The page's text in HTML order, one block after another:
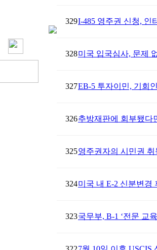
329I-485 영주권 신청, 인
328미국 입국심사, 문제
327EB-5 투자이민, 기회
326추방재판에 회부됐다
325영주권자의 시민권
324미국 내 E-2 신분변
323국무부, B-1 ‘전문 교